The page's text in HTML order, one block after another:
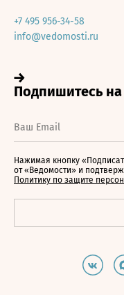
+7 495 956-34-58
info@vedomosti.ru
Нажимая кнопку
от «Ведомости» и
Политику по защите